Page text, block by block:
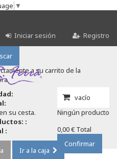
▼
Iniciar sesión Registro
vacío
Ningún producto
0,00 € Total
Confirmar
a su carrito de la
su cesta.
:
:
Ir a la caja